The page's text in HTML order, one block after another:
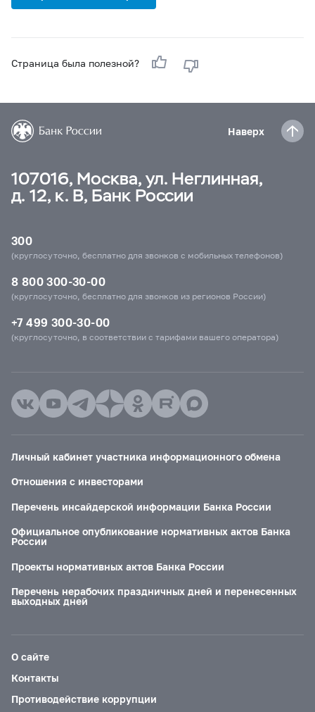
Страница была полезной?
Наверх
107016, Москва, ул. Неглинная,
д. 12, к. В, Банк России
300
(круглосуточно, бесплатно для звонков с мобильных телефонов)
8 800 300-30-00
(круглосуточно, бесплатно для звонков из регионов России)
+7 499 300-30-00
(круглосуточно, в соответствии с тарифами вашего оператора)
Личный кабинет участника информационного обмена
Отношения с инвесторами
Перечень инсайдерской информации Банка России
Официальное опубликование нормативных актов Банка
России
Проекты нормативных актов Банка России
Перечень нерабочих праздничных дней и перенесенных
выходных дней
О сайте
Контакты
Противодействие коррупции